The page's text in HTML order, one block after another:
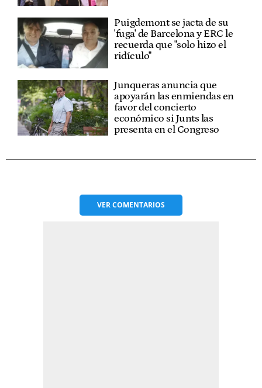
Puigdemont se jacta de su
'fuga' de Barcelona y ERC le
recuerda que "solo hizo el
ridículo"
Junqueras anuncia que
apoyarán las enmiendas en
favor del concierto
económico si Junts las
presenta en el Congreso
VERCOMENTARIOS